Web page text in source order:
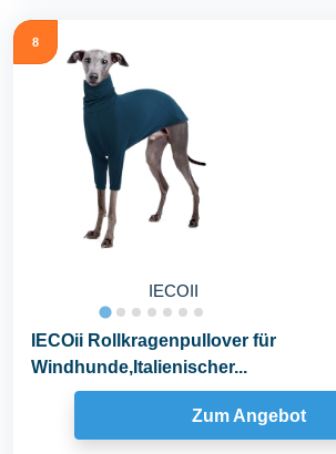
8
IECOII
IECOii Rollkragenpullover für
Windhunde,Italienischer...
Zum Angebot